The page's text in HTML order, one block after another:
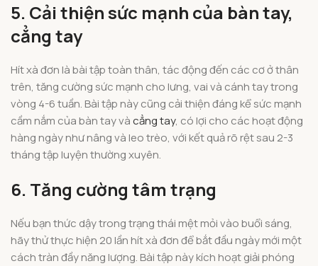
5. Cải thiện sức mạnh của bàn tay,
cẳng tay
Hít xà đơn là bài tập toàn thân, tác động đến các cơ ở thân
trên, tăng cường sức mạnh cho lưng, vai và cánh tay trong
vòng 4-6 tuần. Bài tập này cũng cải thiện đáng kể sức mạnh
cầm nắm của bàn tay vàcẳng tay, có lợi cho các hoạt động
hàng ngày như nâng và leo trèo, với kết quả rõ rệt sau 2-3
tháng tập luyện thường xuyên.
6. Tăng cường tâm trạng
Nếu bạn thức dậy trong trạng thái mệt mỏi vào buổi sáng,
hãy thử thực hiện 20 lần hít xà đơn để bắt đầu ngày mới một
cách tràn đầy năng lượng. Bài tập này kích hoạt giải phóng